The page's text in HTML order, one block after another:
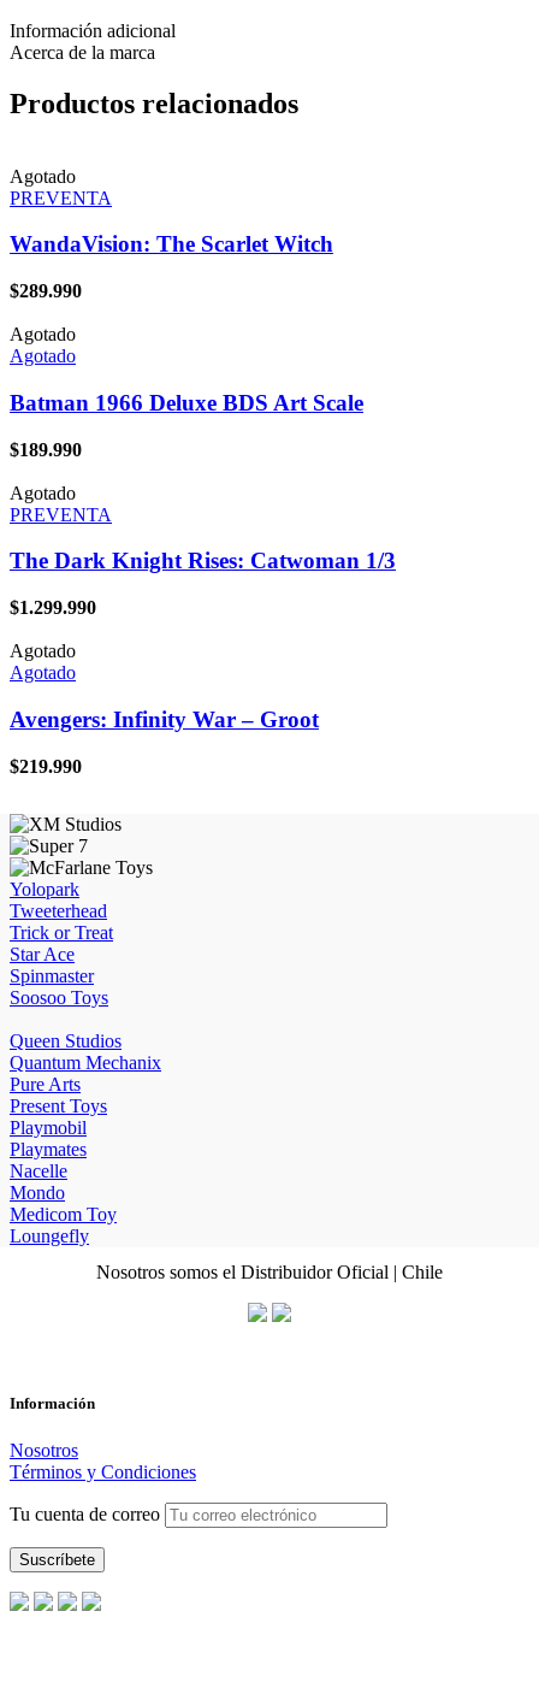
Información adicional
Acerca de la marca
Productos relacionados
Agotado
PREVENTA
WandaVision: The Scarlet Witch
$289.990
Agotado
Agotado
Batman 1966 Deluxe BDS Art Scale
$189.990
Agotado
PREVENTA
The Dark Knight Rises: Catwoman 1/3
$1.299.990
Agotado
Agotado
Avengers: Infinity War – Groot
$219.990
Yolopark
Tweeterhead
Trick or Treat
Star Ace
Spinmaster
Soosoo Toys
Queen Studios
Quantum Mechanix
Pure Arts
Present Toys
Playmobil
Playmates
Nacelle
Mondo
Medicom Toy
Loungefly
Nosotros somos el Distribuidor Oficial | Chile
Información
Nosotros
Términos y Condiciones
Tu cuenta de correo